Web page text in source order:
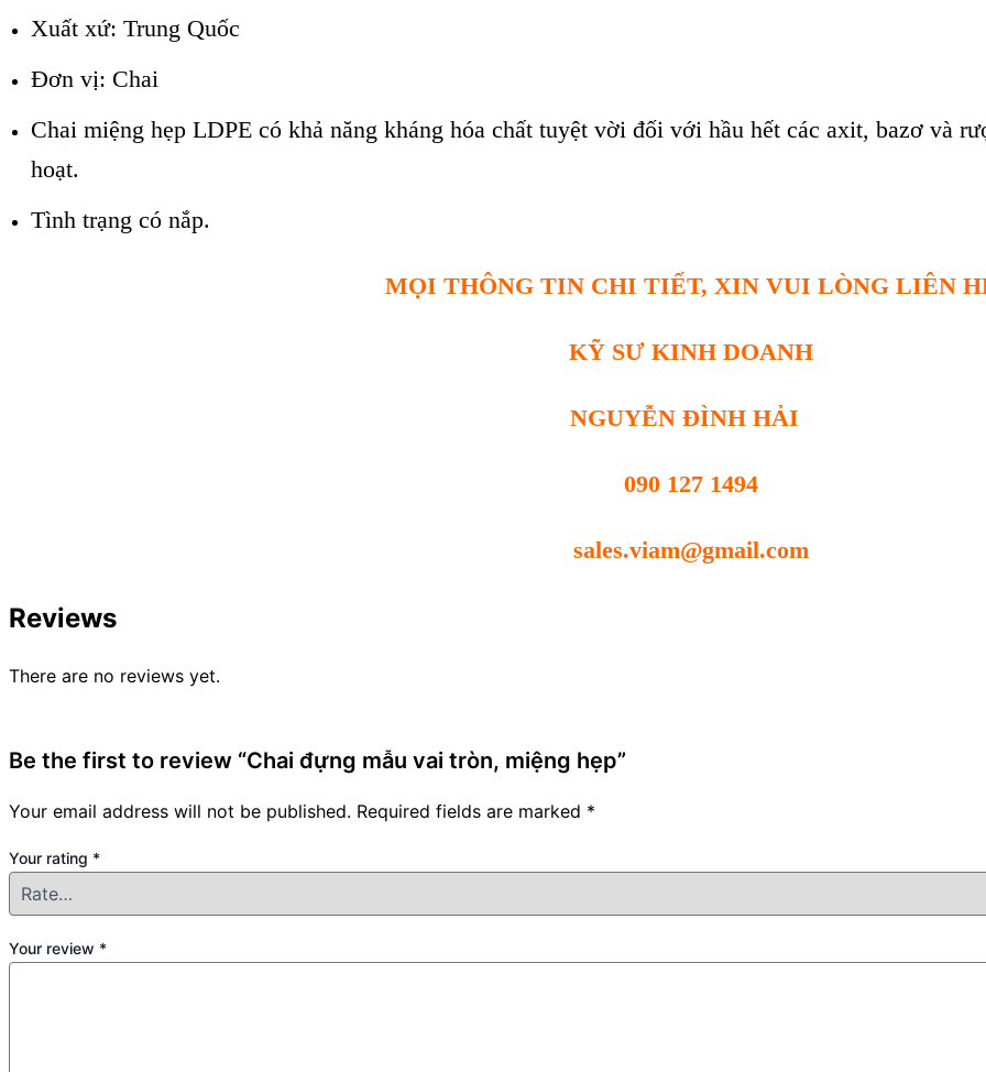
Xuất xứ: Trung Quốc
Đơn vị: Chai
Chai miệng hẹp LDPE có khả năng kháng hóa chất tuyệt vời đối với hầu hết các axit, bazơ và
hoạt.
Tình trạng có nắp.
MỌI THÔNG TIN CHI TIẾT, XIN VUI LÒNG LIÊN
KỸ SƯ KINH DOANH
NGUYỄN ĐÌNH HẢI
090 127 1494
sales.viam@gmail.com
Reviews
There are no reviews yet.
Be the first to review “Chai đựng mẫu vai tròn, miệng hẹp”
Your email address will not be published. Required fields are marked *
Your rating *
Your review *